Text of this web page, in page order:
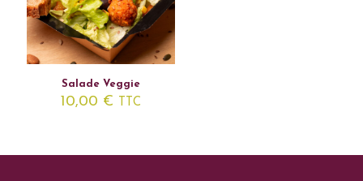
Salade Veggie
10,00 € TTC